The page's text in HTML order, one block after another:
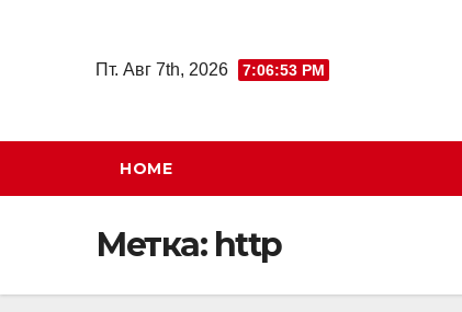
содержимому
Пт. Авг 7th, 2026 7:06:54 PM
HOME
Метка: http